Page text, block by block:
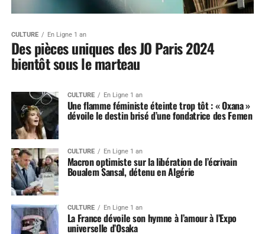
CULTURE En Ligne 1 an
Des pièces uniques des JO Paris 2024
bientôt sous le marteau
CULTURE En Ligne 1 an
Une flamme féministe éteinte trop tôt : « Oxana »
dévoile le destin brisé d’une fondatrice des Femen
CULTURE En Ligne 1 an
Macron optimiste sur la libération de l’écrivain
Boualem Sansal, détenu en Algérie
CULTURE En Ligne 1 an
La France dévoile son hymne à l’amour à l’Expo
universelle d’Osaka